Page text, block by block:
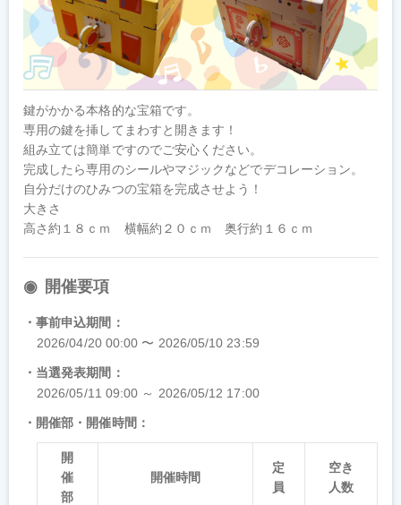
鍵がかかる本格的な宝箱です。
専用の鍵を挿してまわすと開きます！
組み立ては簡単ですのでご安心ください。
完成したら専用のシールやマジックなどでデコレーション。
自分だけのひみつの宝箱を完成させよう！
大きさ
高さ約１８ｃｍ　横幅約２０ｃｍ　奥行約１６ｃｍ
開催要項
事前申込期間
2026/04/20 00:00 〜 2026/05/10 23:59
当選発表期間
2026/05/11 09:00 ～ 2026/05/12 17:00
開催部・開催時間
開
催
部
開催時間
定
員
空き
人数